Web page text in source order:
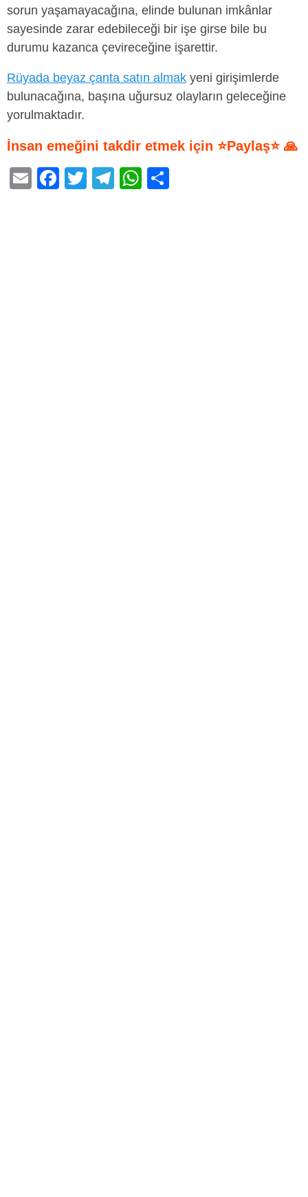
sorun yaşamayacağına, elinde bulunan imkânlar
sayesinde zarar edebileceği bir işe girse bile bu
durumu kazanca çevireceğine işarettir.
Rüyada beyaz çanta satın almak yeni girişimlerde
bulunacağına, başına uğursuz olayların geleceğine
yorulmaktadır.
İnsan emeğini takdir etmek için ⭐Paylaş⭐ 🙏
E
F
T
T
W